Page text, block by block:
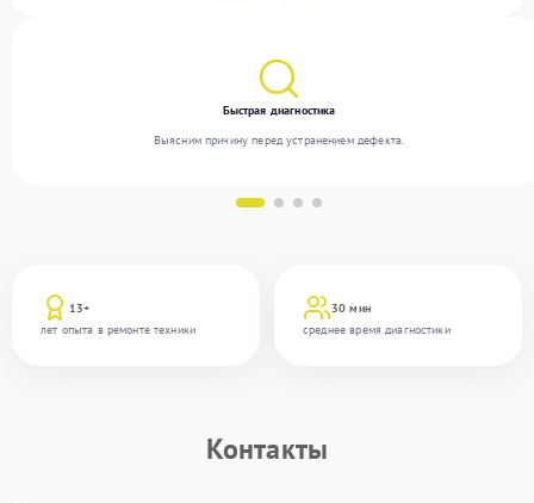
13+
лет опыта в ремонте техники
30 мин
среднее время диагностики
Быстрая диагностика
Выясним причину перед устранением дефекта.
Контакты